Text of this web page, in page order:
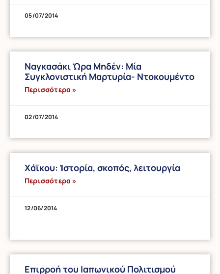
05/07/2014
Ναγκασάκι Ώρα Μηδέν: Μία
Συγκλονιστική Μαρτυρία- Ντοκουμέντο
Περισσότερα »
02/07/2014
Χάϊκου: Ἱστορία, σκοπός, λειτουργία
Περισσότερα »
12/06/2014
Επιρροή του Ιαπωνικού Πολιτισμού